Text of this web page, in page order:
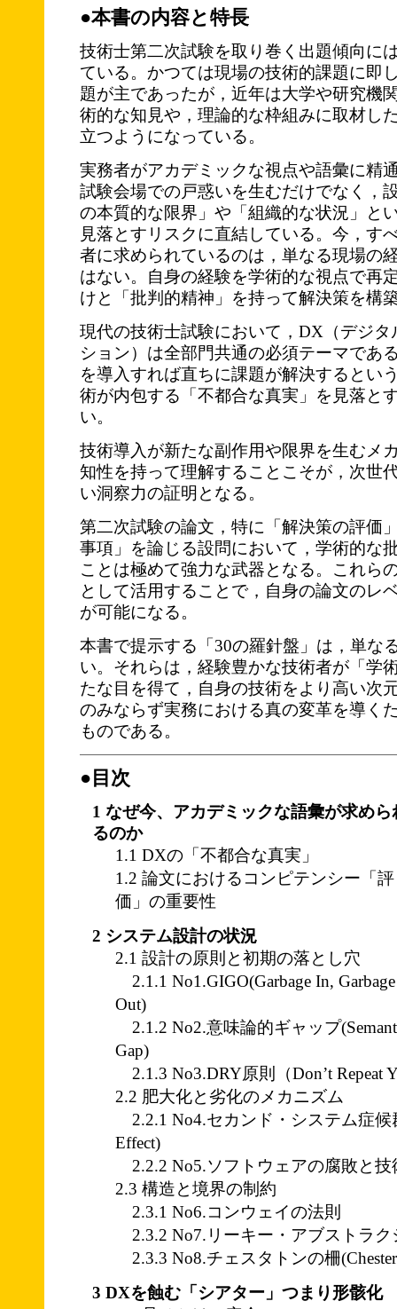
●本書の内容と特長
技術士第二次試験を取り巻く出題傾向に
ている。かつては現場の技術的課題に即
題が主であったが，近年は大学や研究機
術的な知見や，理論的な枠組みに取材し
立つようになっている。
実務者がアカデミックな視点や語彙に精
試験会場での戸惑いを生むだけでなく，
の本質的な限界」や「組織的な状況」と
見落とすリスクに直結している。今，す
者に求められているのは，単なる現場の
はない。自身の経験を学術的な視点で再
けと「批判的精神」を持って解決策を構
現代の技術士試験において，DX（デジ
ション）は全部門共通の必須テーマであ
を導入すれば直ちに課題が解決するとい
術が内包する「不都合な真実」を見落と
い。
技術導入が新たな副作用や限界を生むメ
知性を持って理解することこそが，次世
い洞察力の証明となる。
第二次試験の論文，特に「解決策の評価
事項」を論じる設問において，学術的な
ことは極めて強力な武器となる。これら
として活用することで，自身の論文のレ
が可能になる。
本書で提示する「30の羅針盤」は，単な
い。それらは，経験豊かな技術者が「学
たな目を得て，自身の技術をより高い次
のみならず実務における真の変革を導く
ものである。
●目次
1 なぜ今、アカデミックな語彙が求めら
るのか
1.1 DXの「不都合な真実」
1.2 論文におけるコンピテンシー「評
価」の重要性
2 システム設計の状況
2.1 設計の原則と初期の落とし穴
2.1.1 No1.GIGO(Garbage In, Garbage
Out)
2.1.2 No2.意味論的ギャップ
Gap)
2.1.3 No3.DRY原則（Don’t Repeat
2.2 肥大化と劣化のメカニズム
2.2.1 No4.セカンド・システム症候
Effect)
2.2.2 No5.ソフトウェアの腐敗と技
2.3 構造と境界の制約
2.3.1 No6.コンウェイの法則
2.3.2 No7.リーキー・アブストラク
2.3.3 No8.チェスタトンの柵
3 DXを蝕む「シアター」つまり形骸化